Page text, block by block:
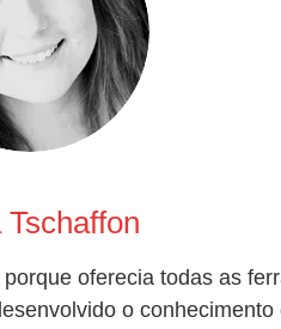
Tschaffon
oferecia todas as
o